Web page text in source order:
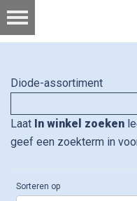
Diode-assortiment
Laat In winkel zoeken
geef een zoekterm in
Sorteren op